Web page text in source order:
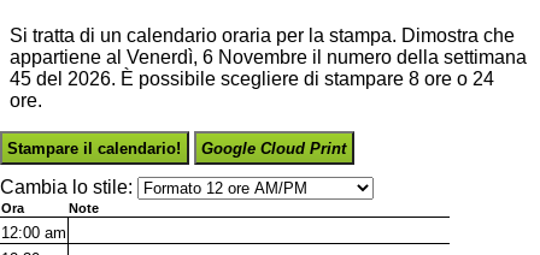
Si tratta di un calendario oraria per la stampa. Dimostra che
appartiene al Venerdì, 6 Novembre il numero della settimana
45 del 2026. È possibile scegliere di stampare 8 ore o 24
ore.
Stampare il calendario! Google Cloud Print
Cambia lo stile:
Ora Note
12:00 am